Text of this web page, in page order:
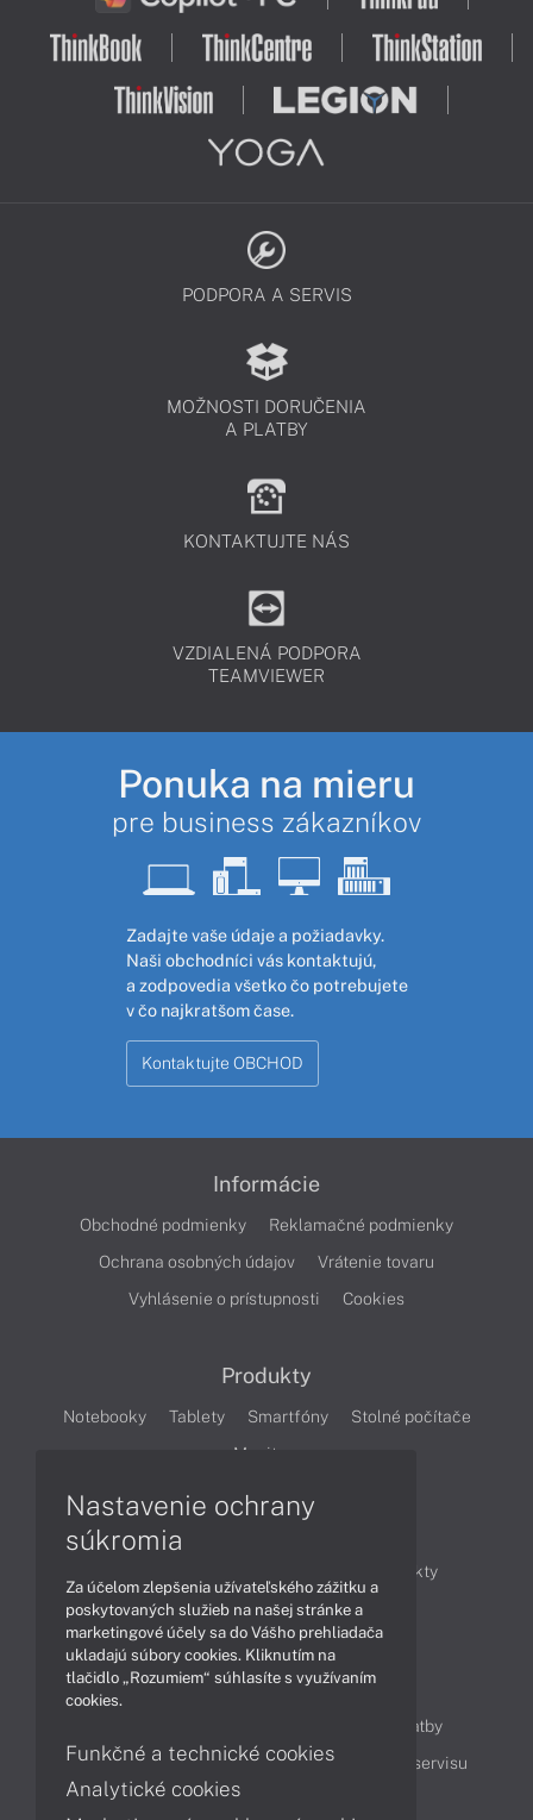
PODPORA A SERVIS
MOŽNOSTI DORUČENIA
A PLATBY
KONTAKTUJTE NÁS
VZDIALENÁ PODPORA
TEAMVIEWER
Ponuka na mieru
pre business zákazníkov
Zadajte vaše údaje a požiadavky.
Naši obchodníci vás kontaktujú,
a zodpovedia všetko čo potrebujete
v čo najkratšom čase.
Kontaktujte OBCHOD
Informácie
Obchodné podmienky
Reklamačné podmienky
Ochrana osobných údajov
Vrátenie tovaru
Vyhlásenie o prístupnosti
Cookies
Produkty
Notebooky Tablety Smartfóny
Stolné počítače
Monitory
Produkty
Technológie
Videá
Obsah
Možnosti doručenia a platby
Podpora a servis
Servisné služby Cenník servisu
Nastavenie ochrany
súkromia
Za účelom zlepšenia užívateľského zážitku a
poskytovaných služieb na našej stránke a
marketingové účely sa do Vášho prehliadača
ukladajú súbory cookies. Kliknutím na
tlačidlo „Rozumiem“ súhlasíte s využívaním
cookies.
Funkčné a technické cookies
Analytické cookies